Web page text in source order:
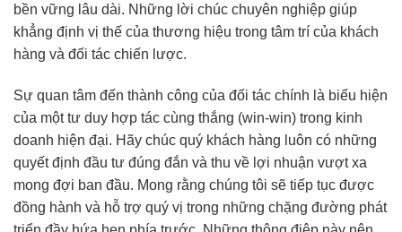
bền vững lâu dài. Những lời chúc chuyên nghiệp giúp
khẳng định vị thế của thương hiệu trong tâm trí của khách
hàng và đối tác chiến lược.
Sự quan tâm đến thành công của đối tác chính là biểu hiện
của một tư duy hợp tác cùng thắng (win-win) trong kinh
doanh hiện đại. Hãy chúc quý khách hàng luôn có những
quyết định đầu tư đúng đắn và thu về lợi nhuận vượt xa
mong đợi ban đầu. Mong rằng chúng tôi sẽ tiếp tục được
đồng hành và hỗ trợ quý vị trong những chặng đường phát